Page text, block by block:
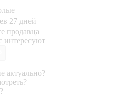
27 дней
продавца
интересуют
актуально?